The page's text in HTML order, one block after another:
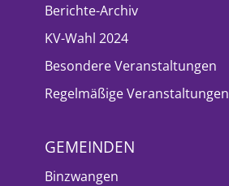
Berichte-Archiv
KV-Wahl 2024
Besondere Veranstaltungen
Regelmäßige Veranstaltungen
GEMEINDEN
Binzwangen